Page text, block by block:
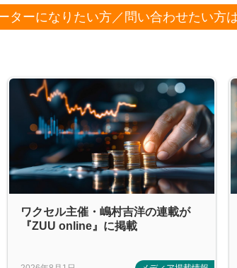
ターになりたい方／問い合わせたい方
ワクセル主催・嶋村吉洋の連載が
『ZUU online』に掲載